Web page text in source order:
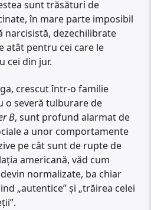
sunt trăsături de
în mare parte imposibil
narcisistă, dezechilibrate
atât pentru cei care le
cei din jur.
crescut într-o familie
o severă tulburare de
B, sunt profund alarmat de
a unor comportamente
pe cât sunt de rupte de
americană, văd cum
normalizate, ba chiar
„autentice” și „trăirea celei